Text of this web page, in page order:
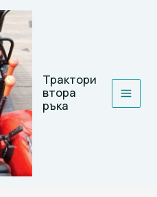
Трактори
втора
ръка